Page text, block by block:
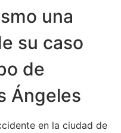
una
su caso
de
Ángeles
en la ciudad de